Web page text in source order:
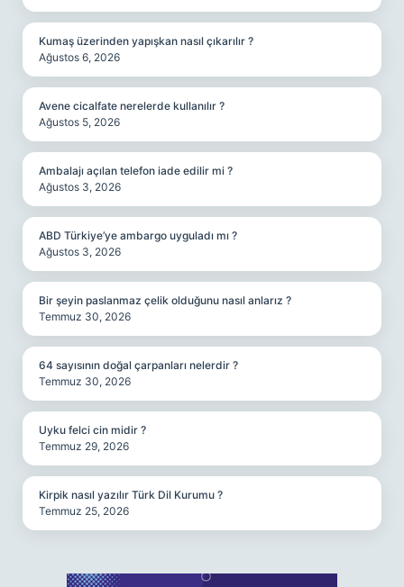
Kumaş üzerinden yapışkan nasıl çıkarılır ?
Ağustos 6, 2026
Avene cicalfate nerelerde kullanılır ?
Ağustos 5, 2026
Ambalajı açılan telefon iade edilir mi ?
Ağustos 3, 2026
ABD Türkiye’ye ambargo uyguladı mı ?
Ağustos 3, 2026
Bir şeyin paslanmaz çelik olduğunu nasıl anlarız ?
Temmuz 30, 2026
64 sayısının doğal çarpanları nelerdir ?
Temmuz 30, 2026
Uyku felci cin midir ?
Temmuz 29, 2026
Kirpik nasıl yazılır Türk Dil Kurumu ?
Temmuz 25, 2026